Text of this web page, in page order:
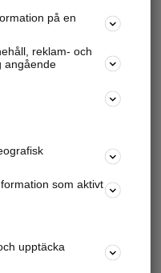
på en
reklam- och
angående
som aktivt
upptäcka